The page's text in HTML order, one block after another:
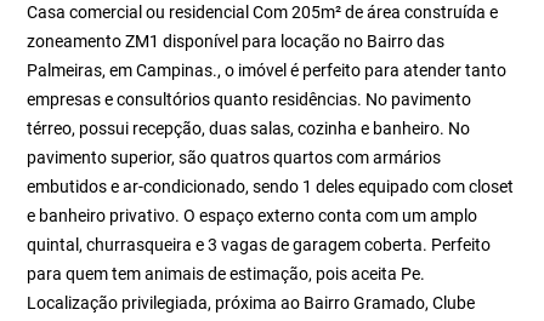
Casa comercial ou residencial Com 205m² de área construída e
zoneamento ZM1 disponível para locação no Bairro das
Palmeiras, em Campinas., o imóvel é perfeito para atender tanto
empresas e consultórios quanto residências. No pavimento
térreo, possui recepção, duas salas, cozinha e banheiro. No
pavimento superior, são quatros quartos com armários
embutidos e ar-condicionado, sendo 1 deles equipado com closet
e banheiro privativo. O espaço externo conta com um amplo
quintal, churrasqueira e 3 vagas de garagem coberta. Perfeito
para quem tem animais de estimação, pois aceita Pe.
Localização privilegiada, próxima ao Bairro Gramado, Clube